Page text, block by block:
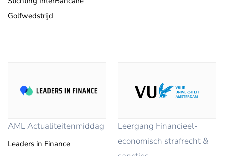
Golfwedstrijd
AML Actualiteitenmiddag
Leaders in Finance
Leergang Financieel-
economisch strafrecht &